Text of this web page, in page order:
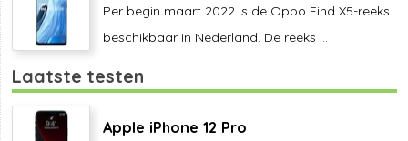
Per begin maart 2022 is de Oppo Find X5-reeks
beschikbaar in Nederland. De reeks ...
Laatste testen
Apple iPhone 12 Pro